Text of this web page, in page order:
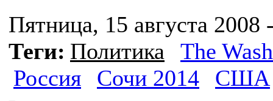
Пятница, 15 августа 2008
Теги: Политика
The
Россия
Сочи 2014
США